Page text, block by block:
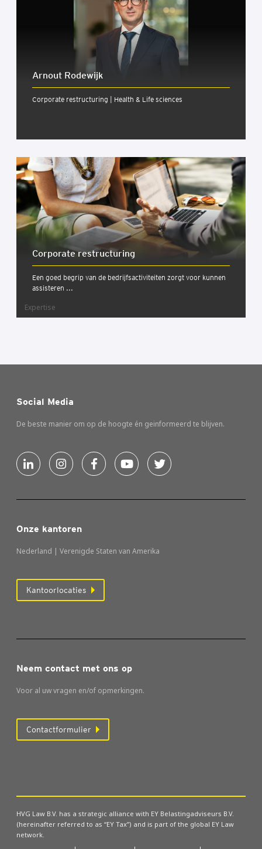
Arnout Rodewijk
Corporate restructuring | Health & Life sciences
Cor­po­ra­te restruc­tu­ring
Een goed begrip van de bedrijfsactiviteiten zorgt voor kunnen
assisteren ...
Expertise
Onze kantoren
Nederland | Verenigde Staten van Amerika
Kantoorlocaties
Social Media
De beste manier om op de hoogte én geinformeerd te blijven.
Neem contact met ons op
Voor al uw vragen en/of opmerkingen.
Contactformulier
HVG Law B.V. has a strategic alliance with EY Belastingadviseurs B.V.
(hereinafter referred to as “EY Tax”) and is part of the global EY Law
network.